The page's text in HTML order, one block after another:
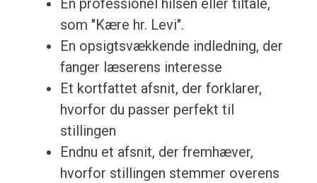
En professionel hilsen eller tiltale,
som "Kære hr. Levi".
En opsigtsvækkende indledning, der
fanger læserens interesse
Et kortfattet afsnit, der forklarer,
hvorfor du passer perfekt til
stillingen
Endnu et afsnit, der fremhæver,
hvorfor stillingen stemmer overens